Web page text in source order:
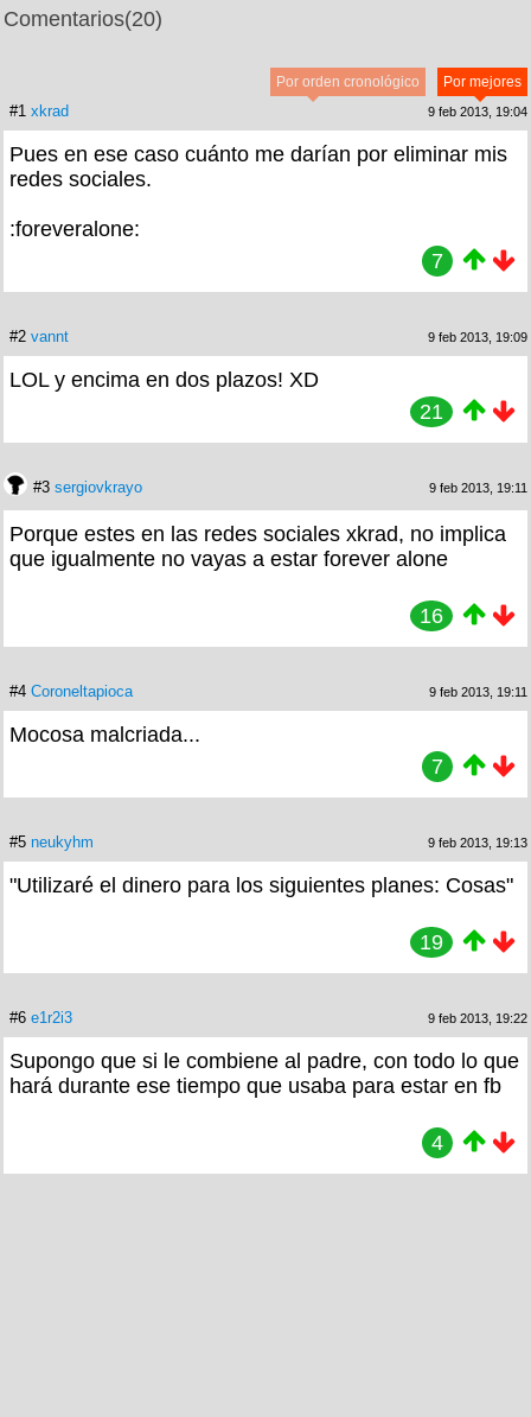
Comentarios(20)
Por mejores
Por orden cronológico
#1 xkrad 9 feb 2013, 19:04
Pues en ese caso cuánto me darían por eliminar mis
redes sociales.
:foreveralone:
7
#2 vannt 9 feb 2013, 19:09
LOL y encima en dos plazos! XD
21
#3 sergiovkrayo 9 feb 2013, 19:11
Porque estes en las redes sociales xkrad, no implica
que igualmente no vayas a estar forever alone
16
#4 Coroneltapioca 9 feb 2013, 19:11
Mocosa malcriada...
7
#5 neukyhm 9 feb 2013, 19:13
"Utilizaré el dinero para los siguientes planes: Cosas"
19
#6 e1r2i3 9 feb 2013, 19:22
Supongo que si le combiene al padre, con todo lo que
hará durante ese tiempo que usaba para estar en fb
4